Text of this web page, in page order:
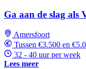
Ga aan de slag als
Amersfoort
Tussen €3.500 en
32 - 40 uur per week
Lees meer